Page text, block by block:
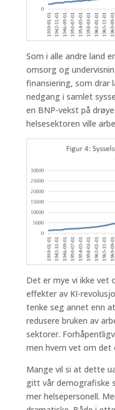
Som i alle andre land
omsorg og
finansiering, som drar
nedgang i samlet
en BNP-vekst på
helsesektoren ville
Det er mye vi ikke vet
effekter av KI-
tenke seg annet enn
redusere bruken av
sektorer.
men hvem vet om det
Mange vil si at dette
gitt vår demografiske
mer helsepersonell.